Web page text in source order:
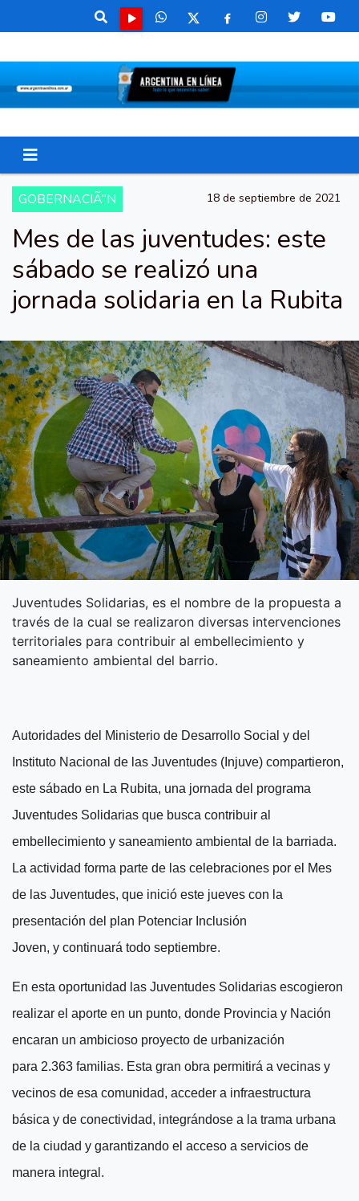
GOBERNACIÃ“N 18 de septiembre de 2021
Mes de las juventudes: este
sábado se realizó una
jornada solidaria en la Rubita
Juventudes Solidarias, es el nombre de la propuesta a
través de la cual se realizaron diversas intervenciones
territoriales para contribuir al embellecimiento y
saneamiento ambiental del barrio.
Autoridades del Ministerio de Desarrollo Social y del
Instituto Nacional de las Juventudes (Injuve) compartieron,
este sábado en La Rubita, una jornada del programa
Juventudes Solidarias que busca contribuir al
embellecimiento y saneamiento ambiental de a barriada.
La actividad forma parte de las celebraciones por el Mes
de las Juventudes, que inició este jueves con la
presentación del plan Potenciar Inclusión
Joven, y continuará todo septiembre.
En esta oportunidad las Juventudes Solidarias escogieron
realizar el aporte en un punto, donde Provincia y Nación
encaran un ambicioso proyecto de urbanización
para 2.363 familias. Esta gran obra permitirá a vecinas y
vecinos de esa comunidad, acceder a infraestructura
básica y de conectividad, integrándose a la trama urbana
de la ciudad y garantizando el acceso a servicios de
manera integral.